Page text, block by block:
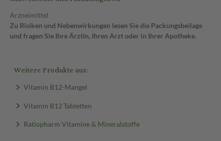
Arzneimittel
Zu Risiken und Nebenwirkungen lesen Sie die Packungsbeilage
und fragen Sie Ihre Ärztin, Ihren Arzt oder in Ihrer Apotheke.
Weitere Produkte aus:
Vitamin B12-Mangel
Vitamin B12 Tabletten
Ratiopharm Vitamine & Mineralstoffe